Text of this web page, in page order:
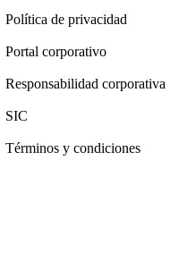
Política de privacidad
Portal corporativo
Responsabilidad corporativa
SIC
Términos y condiciones